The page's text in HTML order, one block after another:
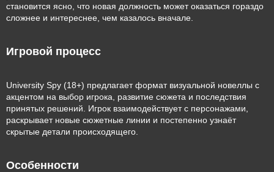
становится ясно, что новая должность может оказаться гораздо
сложнее и интереснее, чем казалось вначале.
Игровой процесс
University Spy (18+) предлагает формат визуальной новеллы с
акцентом на выбор игрока, развитие сюжета и последствия
принятых решений. Игрок взаимодействует с персонажами,
раскрывает новые сюжетные линии и постепенно узнаёт
скрытые детали происходящего.
Особенности